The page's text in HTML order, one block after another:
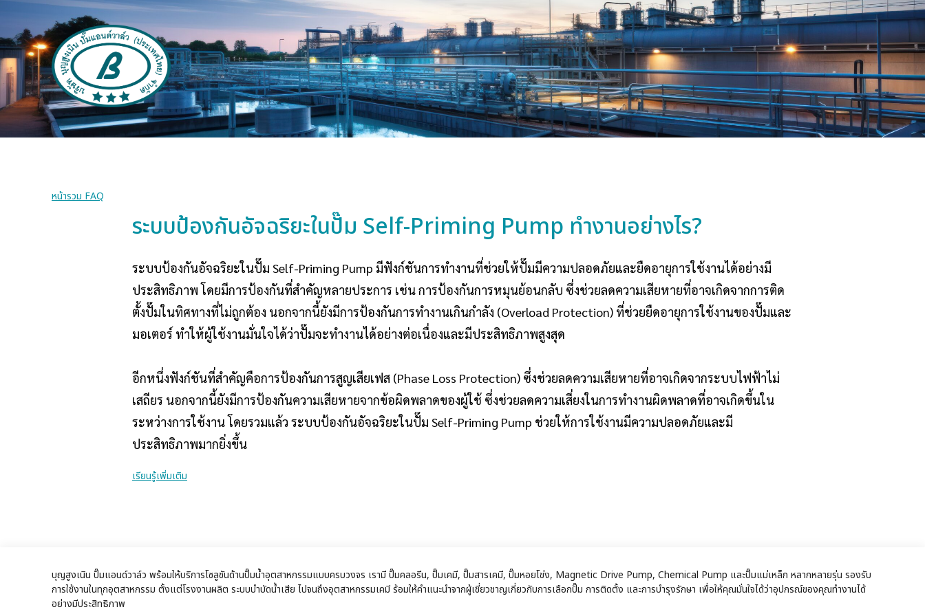
หน้ารวม FAQ
ระบบป้องกันอัจฉริยะในปั๊ม Self-Priming Pump ทำงานอย่างไร?
ระบบป้องกันอัจฉริยะในปั๊ม Self-Priming Pump มีฟังก์ชันการทำงานที่ช่วยให้ปั๊มมีความปลอดภัยและยืดอายุการใช้งานได้อย่างมี
ประสิทธิภาพ โดยมีการป้องกันที่สำคัญหลายประการ เช่น การป้องกันการหมุนย้อนกลับ ซึ่งช่วยลดความเสียหายที่อาจเกิดจากการติด
ตั้งปั๊มในทิศทางที่ไม่ถูกต้อง นอกจากนี้ยังมีการป้องกันการทำงานเกินกำลัง (Overload Protection) ที่ช่วยยืดอายุการใช้งานของปั๊มและ
มอเตอร์ ทำให้ผู้ใช้งานมั่นใจได้ว่าปั๊มจะทำงานได้อย่างต่อเนื่องและมีประสิทธิภาพสูงสุด
อีกหนึ่งฟังก์ชันที่สำคัญคือการป้องกันการสูญเสียเฟส (Phase Loss Protection) ซึ่งช่วยลดความเสียหายที่อาจเกิดจากระบบไฟฟ้าไม่
เสถียร นอกจากนี้ยังมีการป้องกันความเสียหายจากข้อผิดพลาดของผู้ใช้ ซึ่งช่วยลดความเสี่ยงในการทำงานผิดพลาดที่อาจเกิดขึ้นใน
ระหว่างการใช้งาน โดยรวมแล้ว ระบบป้องกันอัจฉริยะในปั๊ม Self-Priming Pump ช่วยให้การใช้งานมีความปลอดภัยและมี
ประสิทธิภาพมากยิ่งขึ้น
เรียนรู้เพิ่มเติม
บุญสูงเนิน ปั๊มแอนด์วาล์ว พร้อมให้บริการโซลูชันด้านปั๊มน้ำอุตสาหกรรมแบบครบวงจร เรามี ปั๊มคลอรีน, ปั๊มเคมี, ปั๊มสารเคมี, ปั๊มหอยโข่ง, Magnetic Drive Pump, Chemical Pump และปั๊มแม่เหล็ก หลากหลายรุ่น รองรับ
การใช้งานในทุกอุตสาหกรรม ตั้งแต่โรงงานผลิต ระบบบำบัดน้ำเสีย ไปจนถึงอุตสาหกรรมเคมี ร้อมให้คำแนะนำจากผู้เชี่ยวชาญเกี่ยวกับการเลือกปั๊ม การติดตั้ง และการบำรุงรักษา เพื่อให้คุณมั่นใจได้ว่าอุปกรณ์ของคุณทำงานได้
อย่างมีประสิทธิภาพ